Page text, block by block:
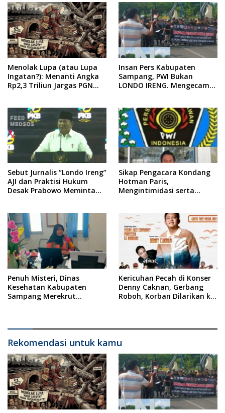
Menolak Lupa (atau Lupa
Ingatan?): Menanti Angka
Rp2,3 Triliun Jargas PGN
Insan Pers Kabupaten
Sampang, PWI Bukan
LONDO IRENG. Mengecam
Republik Indonesia
Sebut Jurnalis “Londo Ireng”
AJI dan Praktisi Hukum
Desak Prabowo Meminta
Sikap Pengacara Kondang
Hotman Paris,
Mengintimidasi serta
Sampang Angkat Bicara
Penuh Misteri, Dinas
Kesehatan Kabupaten
Sampang Merekrut
Kericuhan Pecah di Konser
Denny Caknan, Gerbang
Roboh, Korban Dilarikan ke
Rekomendasi untuk kamu